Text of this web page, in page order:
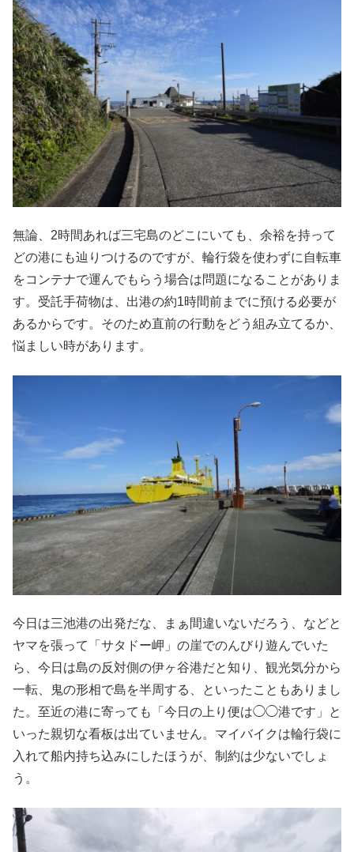
無論、2時間あれば三宅島のどこにいても、余裕を持って
どの港にも辿りつけるのですが、輪行袋を使わずに自転車
をコンテナで運んでもらう場合は問題になることがありま
す。受託手荷物は、出港の約1時間前までに預ける必要が
あるからです。そのため直前の行動をどう組み立てるか、
悩ましい時があります。
今日は三池港の出発だな、まぁ間違いないだろう、などと
ヤマを張って「サタドー岬」の崖でのんびり遊んでいた
ら、今日は島の反対側の伊ヶ谷港だと知り、観光気分から
一転、鬼の形相で島を半周する、といったこともありまし
た。至近の港に寄っても「今日の上り便は◯◯港です」と
いった親切な看板は出ていません。マイバイクは輪行袋に
入れて船内持ち込みにしたほうが、制約は少ないでしょ
う。